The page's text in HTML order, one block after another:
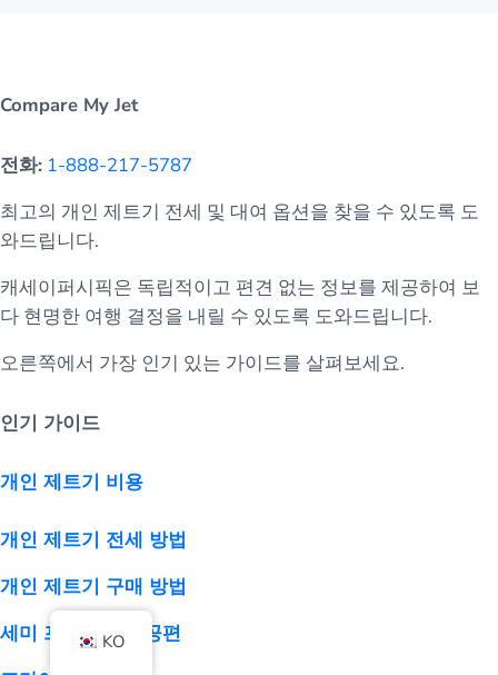
Compare My Jet
전화: 1-888-217-5787
최고의 개인 제트기 전세 및 대여 옵션을 찾을 수 있도록 도
와드립니다.
캐세이퍼시픽은 독립적이고 편견 없는 정보를 제공하여 보
다 현명한 여행 결정을 내릴 수 있도록 도와드립니다.
오른쪽에서 가장 인기 있는 가이드를 살펴보세요.
인기 가이드
개인 제트기 비용
개인 제트기 전세 방법
개인 제트기 구매 방법
세미 프라이빗 항공편
KO